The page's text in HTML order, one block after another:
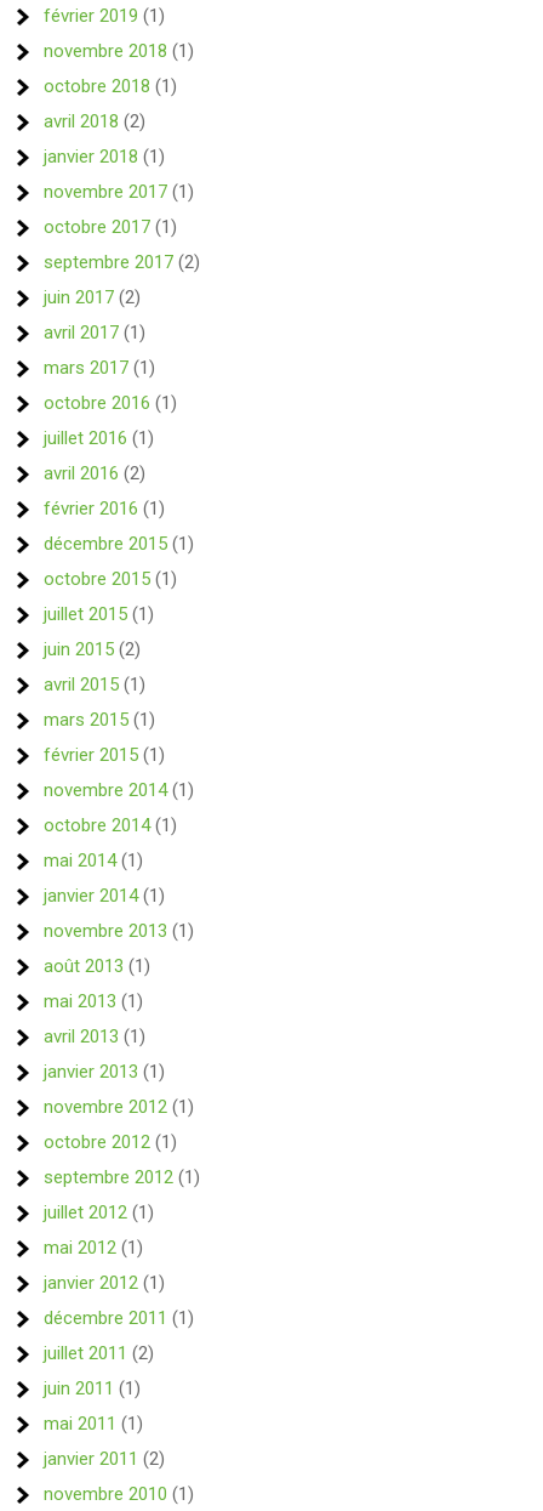
février 2019 (1)
novembre 2018 (1)
octobre 2018 (1)
avril 2018 (2)
janvier 2018 (1)
novembre 2017 (1)
octobre 2017 (1)
septembre 2017 (2)
juin 2017 (2)
avril 2017 (1)
mars 2017 (1)
octobre 2016 (1)
juillet 2016 (1)
avril 2016 (2)
février 2016 (1)
décembre 2015 (1)
octobre 2015 (1)
juillet 2015 (1)
juin 2015 (2)
avril 2015 (1)
mars 2015 (1)
février 2015 (1)
novembre 2014(1)
octobre 2014(1)
mai 2014(1)
janvier 2014(1)
novembre 2013 (1)
août 2013 (1)
mai 2013 (1)
avril 2013 (1)
janvier 2013 (1)
novembre 2012 (1)
octobre 2012 (1)
septembre 2012 (1)
juillet 2012 (1)
mai 2012 (1)
janvier 2012 (1)
décembre 2011 (1)
juillet 2011 (2)
juin 2011 (1)
mai 2011 (1)
janvier 2011 (2)
novembre 2010 (1)